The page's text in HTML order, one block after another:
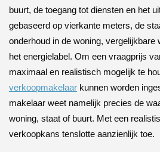
buurt, de toegang tot diensten en het
gebaseerd op vierkante meters, de
onderhoud in de woning, vergelijkbare
het energielabel. Om een vraagprijs
maximaal en realistisch mogelijk te
verkoopmakelaar kunnen worden
makelaar weet namelijk precies de
woning, staat of buurt. Met een
verkoopkans tenslotte aanzienlijk toe.